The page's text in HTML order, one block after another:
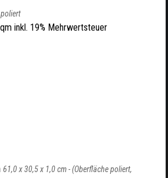
poliert
inkl. 19% Mehrwertsteuer
61,0 x 30,5 x 1,0 cm -(Oberfläche poliert,